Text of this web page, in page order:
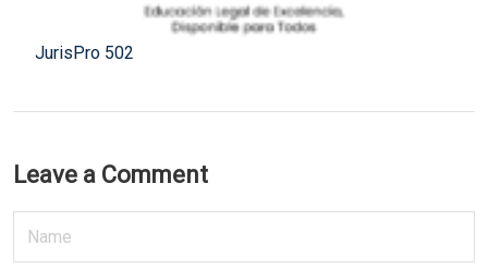
JurisPro 502
Leave a Comment